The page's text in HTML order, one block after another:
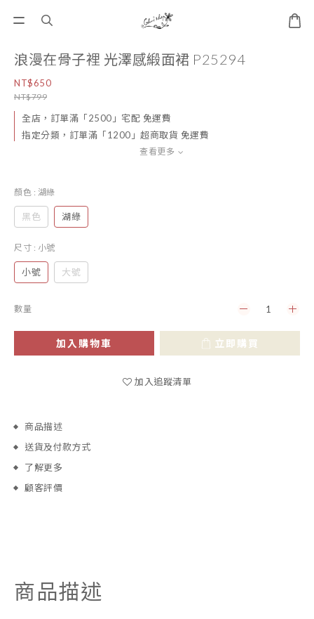
浪漫在骨子裡 光澤感緞面裙 P25294
NT$650
NT$799
全店，訂單滿「2500」宅配 免運費
指定分類，訂單滿「1200」超商取貨 免運費
查看更多
顏色 : 湖綠
黑色 湖綠
尺寸 : 小號
小號 大號
數量
加入購物車 立即購買
加入追蹤清單
商品描述
送貨及付款方式
了解更多
顧客評價
商品描述